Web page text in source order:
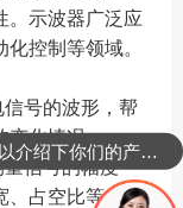
。示波器广泛应
控制等领域。
号的波形，帮
变化情况。
信号的幅度
、占空比等参
可以介绍下你们的产品么？
们是怎么收费的呢？